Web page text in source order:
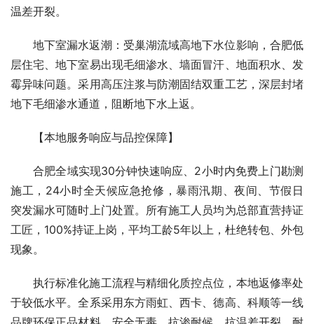
温差开裂。
地下室漏水返潮：受巢湖流域高地下水位影响，合肥低
层住宅、地下室易出现毛细渗水、墙面冒汗、地面积水、发
霉异味问题。采用高压注浆与防潮固结双重工艺，深层封堵
地下毛细渗水通道，阻断地下水上返。
【本地服务响应与品控保障】
合肥全域实现30分钟快速响应、2小时内免费上门勘测
施工，24小时全天候应急抢修，暴雨汛期、夜间、节假日
突发漏水可随时上门处置。所有施工人员均为总部直营持证
工匠，100%持证上岗，平均工龄5年以上，杜绝转包、外包
现象。
执行标准化施工流程与精细化质控点位，本地返修率处
于较低水平。全系采用东方雨虹、西卡、德高、科顺等一线